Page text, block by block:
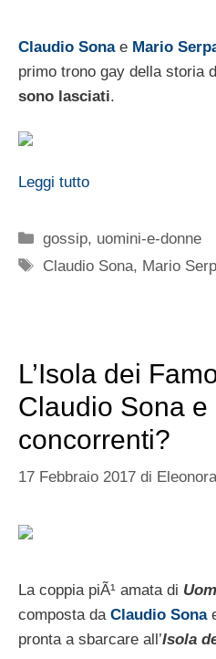
Claudio Sonae Mario
primo trono gay della storia
sono lasciati.
Leggi tutto
Categorie
gossip, uomini-e-donne
Tag
Claudio Sona, Mario
L’Isola dei
Claudio Sona e
concorrenti?
17 Febbraio 2017 di
La coppia piÃ¹ amata di
composta daClaudio Sona
pronta a sbarcare all’Isola